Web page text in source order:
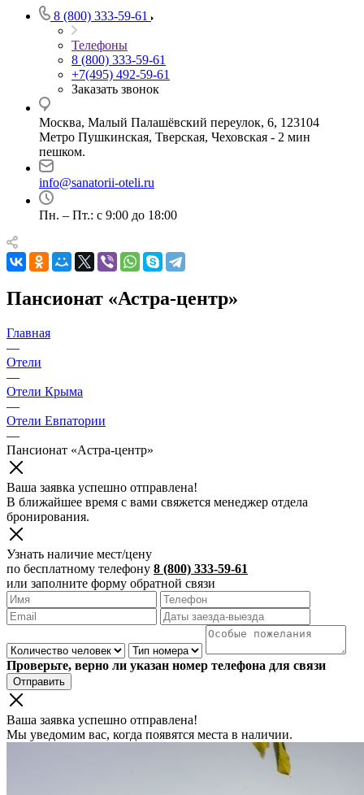
8 (800) 333-59-61
Телефоны
8 (800) 333-59-61
+7(495) 492-59-61
Заказать звонок
Москва, Малый Палашёвский переулок, 6, 123104
Метро Пушкинская, Тверская, Чеховская - 2 мин
пешком.
info@sanatorii-oteli.ru
Пн. – Пт.: с 9:00 до 18:00
Пансионат «Астра-центр»
Главная
—
Отели
—
Отели Крыма
—
Отели Евпатории
—
Пансионат «Астра-центр»
Ваша заявка успешно отправлена!
В ближайшее время с вами свяжется менеджер отдела
бронирования.
Узнать наличие мест/цену
по бесплатному телефону 8 (800) 333-59-61
или заполните форму обратной связи
Проверьте, верно ли указан номер телефона для связи
Отправить
Ваша заявка успешно отправлена!
Мы уведомим вас, когда появятся места в наличии.